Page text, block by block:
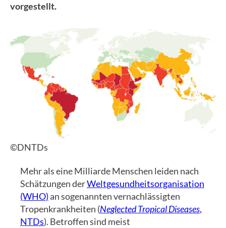
vorgestellt.
©DNTDs
Mehr als eine Milliarde Menschen leiden nach
Schätzungen derWeltgesundheitsorganisation
(WHO)an sogenannten vernachlässigten
Tropenkrankheiten (Neglected Tropical Diseases,
NTDs). Betroffen sind meist